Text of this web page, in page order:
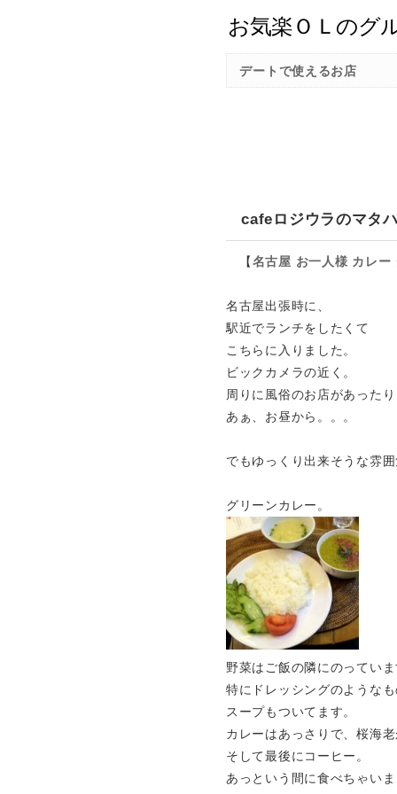
cafeロジウラのマタ
【名古屋 お一人様 カレー
名古屋出張時に、
駅近でランチをしたくて
こちらに入りました。
ビックカメラの近く。
周りに風俗のお店があったり
あぁ、お昼から。。。
でもゆっくり出来そうな雰囲
グリーンカレー。
野菜はご飯の隣にのっていま
特にドレッシングのようなも
スープもついてます。
カレーはあっさりで、桜海老
そして最後にコーヒー。
あっという間に食べちゃいま
デートで使えるお店